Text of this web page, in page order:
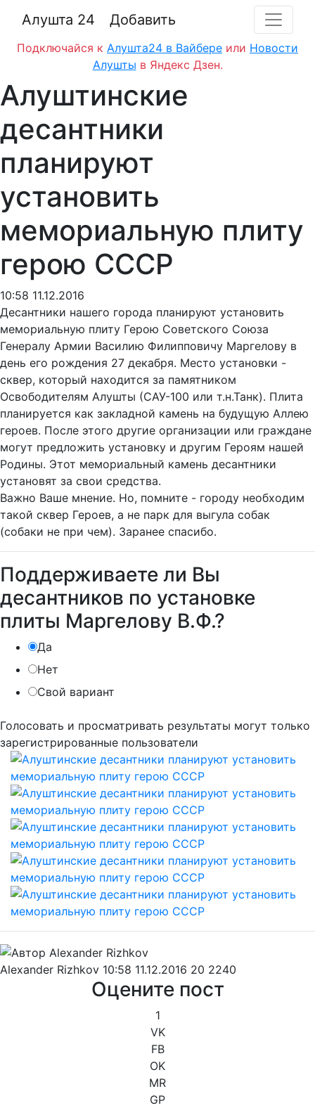
Алушта 24 Добавить
Подключайся к Алушта24 в Вайбере или Новости
Алушты в Яндекс Дзен.
Алуштинские
десантники
планируют
установить
мемориальную плиту
герою СССР
10:58 11.12.2016
Десантники нашего города планируют установить
мемориальную плиту Герою Советского Союза
Генералу Армии Василию Филипповичу Маргелову в
день его рождения 27 декабря. Место установки -
cквер, который находится за памятником
Освободителям Алушты (САУ-100 или т.н.Танк). Плита
планируется как закладной камень на будущую Аллею
героев. После этого другие организации или граждане
могут предложить установку и другим Героям нашей
Родины. Этот мемориальный камень десантники
установят за свои средства.
Важно Ваше мнение. Но, помните - городу необходим
такой сквер Героев, а не парк для выгула собак
(собаки не при чем). Заранее спасибо.
Поддерживаете ли Вы
десантников по установке
плиты Маргелову В.Ф.?
Да
Нет
Свой вариант
Голосовать и просматривать результаты могут только
зарегистрированные пользователи
Alexander Rizhkov 10:58 11.12.2016 20 2240
Оцените пост
1
VK
FB
OK
MR
GP